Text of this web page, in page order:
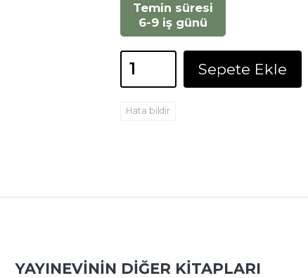
Temin süresi
6-9 iş günü
Sepete Ekle
Hata bildir
YAYINEVININ DIĞER KITAPLARI